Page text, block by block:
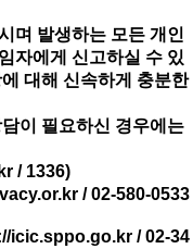
며 발생하는 모든 개인
자에게 신고하실 수 있
대해 신속하게 충분한
이 필요하신 경우에는
/ 1336)
/ 02-580-0533
icic.sppo.go.kr / 02-34